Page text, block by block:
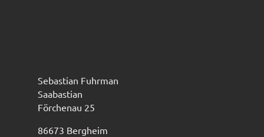
Sebastian Fuhrman
Saabastian
Förchenau 25
86673 Bergheim